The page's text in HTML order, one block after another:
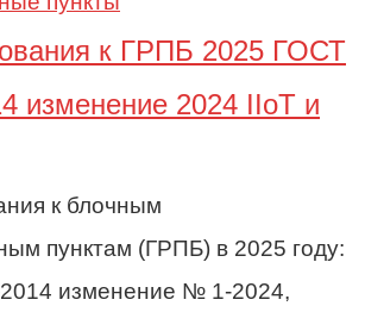
к ГРПБ 2025 ГОСТ
изменение 2024 IIoT и
к блочным
пунктам (ГРПБ) в 2025 году:
изменение № 1-2024,